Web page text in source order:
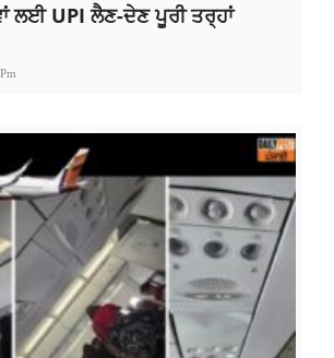
ਲਈ UPI ਲੈਣ-ਦੇਣ ਪੂਰੀ ਤਰ੍ਹਾਂ